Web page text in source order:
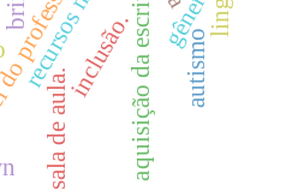
inclusão.
sala de aula. aquisição da escrita autismo